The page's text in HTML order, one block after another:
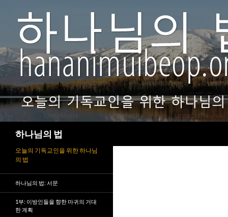
하나님의 법
오늘의 기독교인을 위한 하나님
의 법
하나님의 법: 서문
1부: 이방인들을 향한 마귀의 거대
한 계획